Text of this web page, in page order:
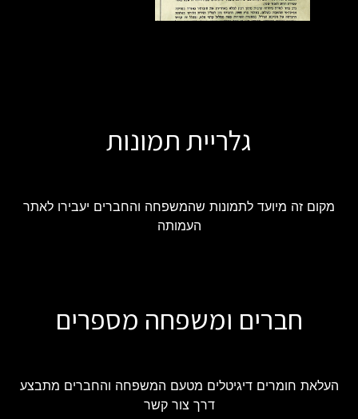
גלריית תמונות
מקום זה מיועד לתמונות שהמשפחה והחברים יעבירו לאתר
העמותה
חברים ומשפחה מספרים
העלאת חומרים דיגיטלים מטעם המשפחה והחברים מתבצע
דרך צור קשר